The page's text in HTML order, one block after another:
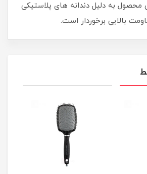
به دلیل دندانه های پلاستیکی
بالایی برخوردار است.